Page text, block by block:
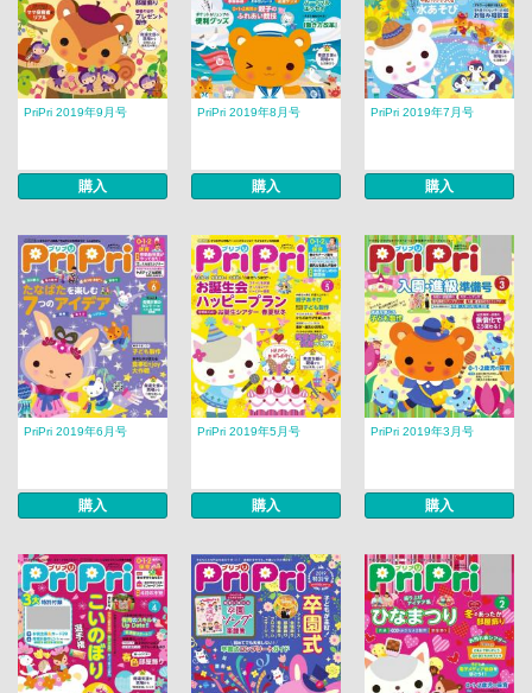
PriPri 2019年9月号
購入
PriPri 2019年8月号
購入
PriPri 2019年7月号
購入
PriPri 2019年6月号
購入
PriPri 2019年5月号
購入
PriPri 2019年3月号
購入